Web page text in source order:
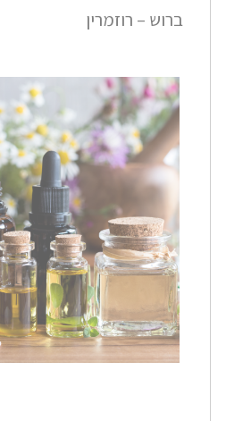
ברוש – רוזמרין